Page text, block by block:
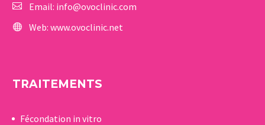
Email: info@ovoclinic.com
Web: www.ovoclinic.net
TRAITEMENTS
Fécondation in vitro